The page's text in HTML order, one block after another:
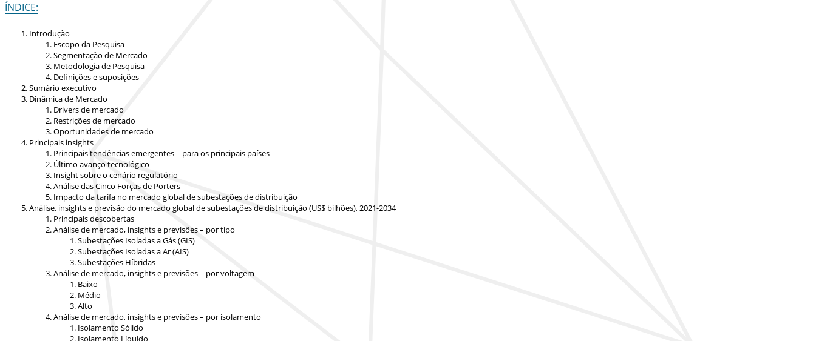
ÍNDICE:
Introdução
Escopo da Pesquisa
Segmentação de Mercado
Metodologia de Pesquisa
Definições e suposições
Sumário executivo
Dinâmica de Mercado
Drivers de mercado
Restrições de mercado
Oportunidades de mercado
Principais insights
Principais tendências emergentes – para os principais países
Último avanço tecnológico
Insight sobre o cenário regulatório
Análise das Cinco Forças de Porters
Impacto da tarifa no mercado global de subestações de distribuição
Análise, insights e previsão do mercado global de subestações de distribuição (US$ bilhões), 2021-2034
Principais descobertas
Análise de mercado, insights e previsões – por tipo
Subestações Isoladas a Gás (GIS)
Subestações Isoladas a Ar (AIS)
Subestações Híbridas
Análise de mercado, insights e previsões – por voltagem
Baixo
Médio
Alto
Análise de mercado, insights e previsões – por isolamento
Isolamento Sólido
Isolamento Líquido